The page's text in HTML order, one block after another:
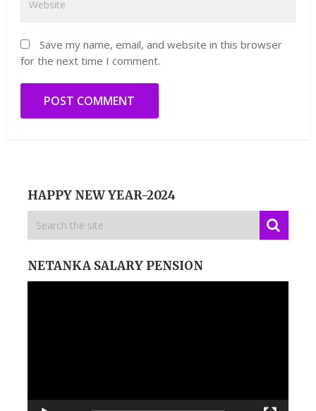
Save my name, email, and website in this browser
for the next time I comment.
HAPPY NEW YEAR-2024
NETANKA SALARY PENSION